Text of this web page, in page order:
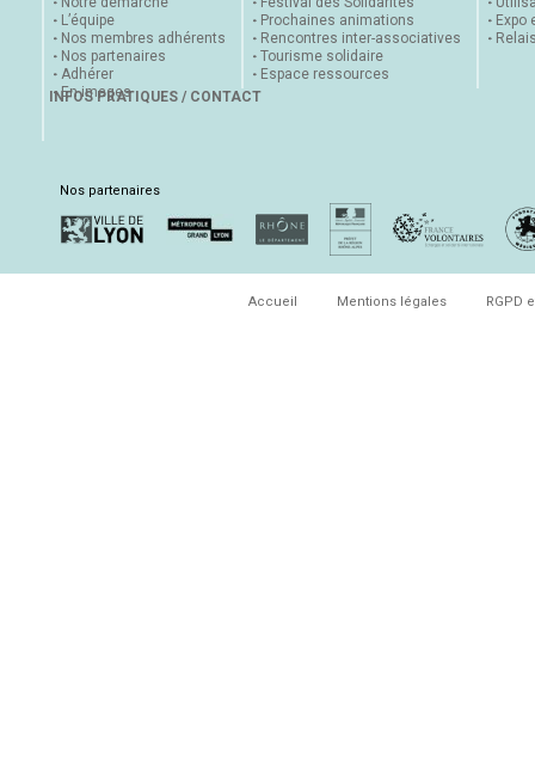
L’équipe
Nos membres adhérents
Nos partenaires
Adhérer
En images
Prochaines animations
Rencontres inter-associatives
Tourisme solidaire
Espace ressources
Expo
INFOS PRATIQUES / CONTACT
Nos partenaires
Accueil Mentions légales RGPD